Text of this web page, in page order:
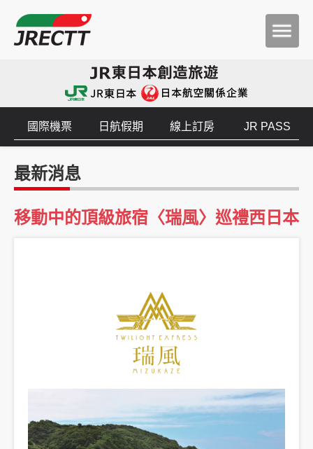
國際機票 日航假期 線上訂房 JR PASS
最新消息
移動中的頂級旅宿〈瑞風〉巡禮西日本